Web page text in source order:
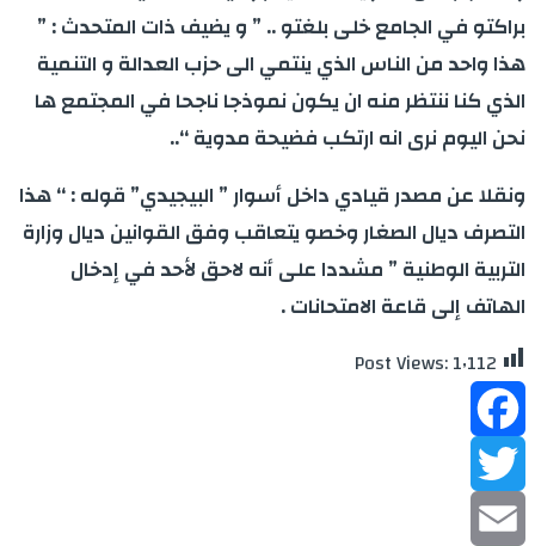
براكتو في الجامع خلى بلغتو .. ” و يضيف ذات المتحدث : ”
هذا واحد من الناس الذي ينتمي الى حزب العدالة و التنمية
الذي كنا ننتظر منه ان يكون نموذجا ناجحا في المجتمع ها
نحن اليوم نرى انه ارتكب فضيحة مدوية “..
ونقلا عن مصدر قيادي داخل أسوار ” البيجيدي” قوله : “ هذا
التصرف ديال الصغار وخصو يتعاقب وفق القوانين ديال وزارة
التربية الوطنية ” مشددا على أنه لاحق لأحد في إدخال
الهاتف إلى قاعة الامتحانات .
Post Views:1٬112
Facebook
Twitter